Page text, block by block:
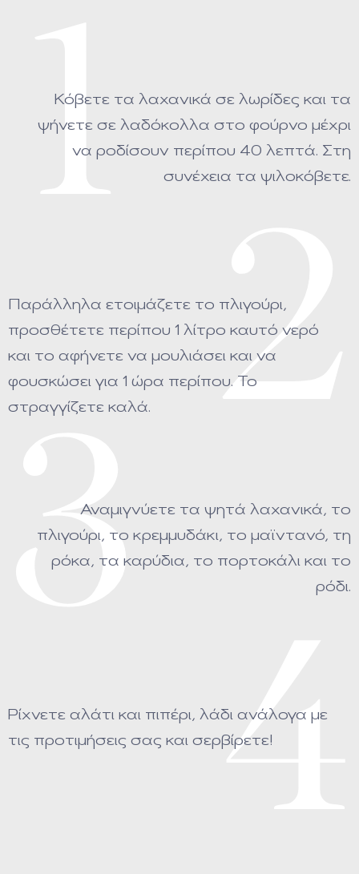
1
Κόβετε τα λαχανικά σε λωρίδες και τα
ψήνετε σε λαδόκολλα στο φούρνο μέχρι
να ροδίσουν περίπου 40 λεπτά. Στη
συνέχεια τα ψιλοκόβετε.
2
Παράλληλα ετοιμάζετε το πλιγούρι,
προσθέτετε περίπου 1 λίτρο καυτό νερό
και το αφήνετε να μουλιάσει και να
φουσκώσει για 1 ώρα περίπου. Το
στραγγίζετε καλά.
3
Αναμιγνύετε τα ψητά λαχανικά, το
πλιγούρι, το κρεμμυδάκι, το μαϊντανό, τη
ρόκα, τα καρύδια, το πορτοκάλι και το
ρόδι.
4
Ρίχνετε αλάτι και πιπέρι, λάδι ανάλογα με
τις προτιμήσεις σας και σερβίρετε!